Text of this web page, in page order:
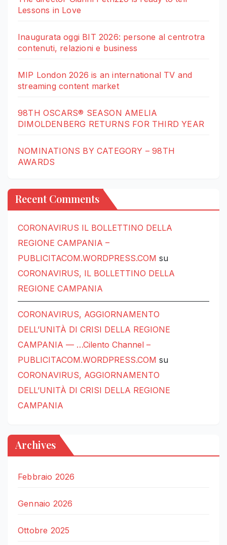
Lessons in Love
Inaugurata oggi BIT 2026: persone al centrotra
contenuti, relazioni e business
MIP London 2026 is an international TV and
streaming content market
98TH OSCARS® SEASON AMELIA
DIMOLDENBERG RETURNS FOR THIRD YEAR
NOMINATIONS BY CATEGORY – 98TH
AWARDS
Recent Comments
CORONAVIRUS IL BOLLETTINO DELLA
REGIONE CAMPANIA –
PUBLICITACOM.WORDPRESS.COM su
CORONAVIRUS, IL BOLLETTINO DELLA
REGIONE CAMPANIA
CORONAVIRUS, AGGIORNAMENTO
DELL’UNITÀ DI CRISI DELLA REGIONE
CAMPANIA — …Cilento Channel –
PUBLICITACOM.WORDPRESS.COM su
CORONAVIRUS, AGGIORNAMENTO
DELL’UNITÀ DI CRISI DELLA REGIONE
CAMPANIA
Archives
Febbraio 2026
Gennaio 2026
Ottobre 2025